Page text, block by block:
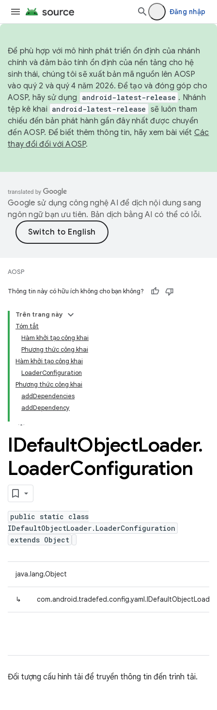
Đăng nhập
Để phù hợp với mô hình phát triển ổn định của nhánh
chính và đảm bảo tính ổn định của nền tảng cho hệ
sinh thái, chúng tôi sẽ xuất bản mã nguồn lên AOSP
vào quý 2 và quý 4 năm 2026. Để tạo và đóng góp cho
AOSP, hãy sử dụng
android-latest-release . Nhánh
tệp kê khai android-latest-release sẽ luôn tham
chiếu đến bản phát hành gần đây nhất được chuyển
đến AOSP. Để biết thêm thông tin, hãy xem bài viết Các
thay đổi đối với AOSP.
Google sử dụng công nghệ AI để dịch nội dung sang
ngôn ngữ bạn ưu tiên. Bản dịch bằng AI có thể có lỗi.
AOSP
Thông tin này có hữu ích không cho bạn không?
Trên trang này
Tóm tắt
Hàm khởi tạo công khai
Phương thức công khai
Hàm khởi tạo công khai
LoaderConfiguration
Phương thức công khai
addDependencies
addDependency
IDefaultObjectLoader.
LoaderConfiguration
public static class
IDefaultObjectLoader.LoaderConfiguration
extends Object
java.lang.Object
↳
Đối tượng cấu hình tải để truyền thông tin đến trình tải.